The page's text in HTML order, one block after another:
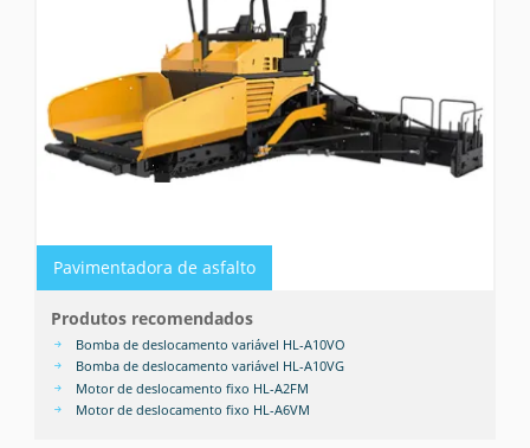
Pavimentadora de asfalto
Produtos recomendados
Bomba de deslocamento variável HL-A10VO
Bomba de deslocamento variável HL-A10VG
Motor de deslocamento fixo HL-A2FM
Motor de deslocamento fixo HL-A6VM